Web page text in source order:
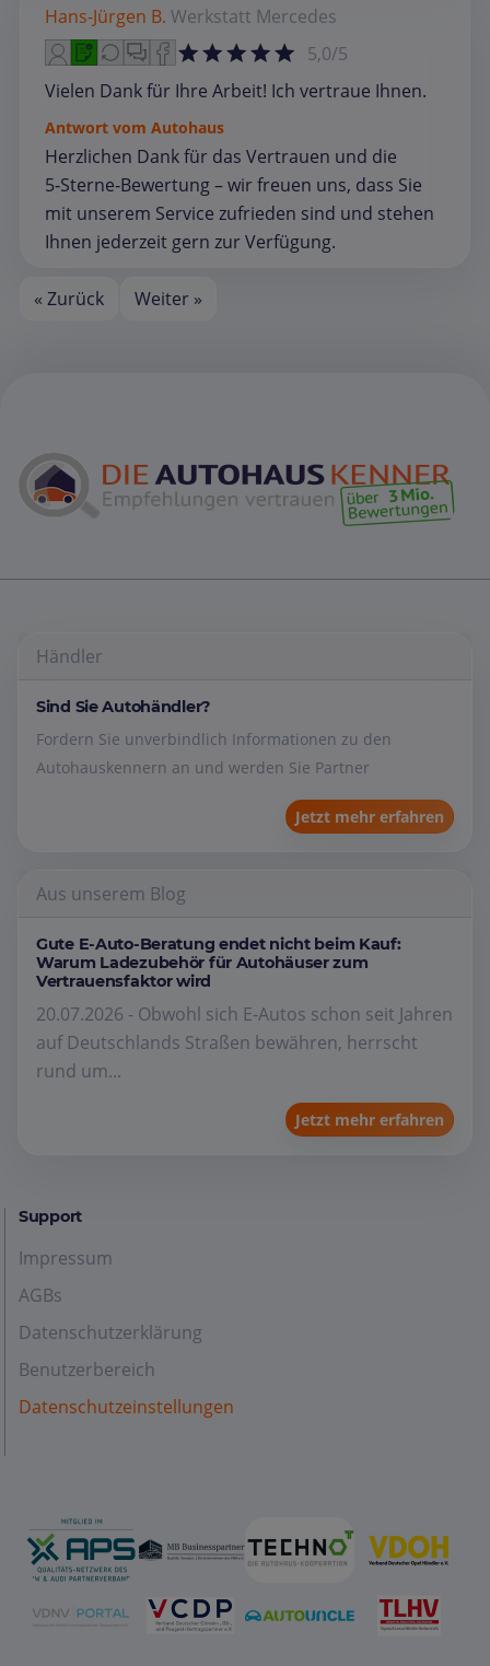
Hans-Jürgen B. Werkstatt Mercedes
5,0/5
Vielen Dank für Ihre Arbeit! Ich vertraue Ihnen.
Antwort vom Autohaus
Herzlichen Dank für das Vertrauen und die
5‑Sterne‑Bewertung – wir freuen uns, dass Sie
mit unserem Service zufrieden sind und stehen
Ihnen jederzeit gern zur Verfügung.
« Zurück Weiter »
Händler
Sind Sie Autohändler?
Fordern Sie unverbindlich Informationen zu den
Autohauskennern an und werden Sie Partner
Jetzt mehr erfahren
Aus unserem Blog
Gute E-Auto-Beratung endet nicht beim Kauf:
Warum Ladezubehör für Autohäuser zum
Vertrauensfaktor wird
20.07.2026 - Obwohl sich E-Autos schon seit Jahren
auf Deutschlands Straßen bewähren, herrscht
rund um...
Jetzt mehr erfahren
Support
Impressum
AGBs
Datenschutzerklärung
Benutzerbereich
Datenschutzeinstellungen